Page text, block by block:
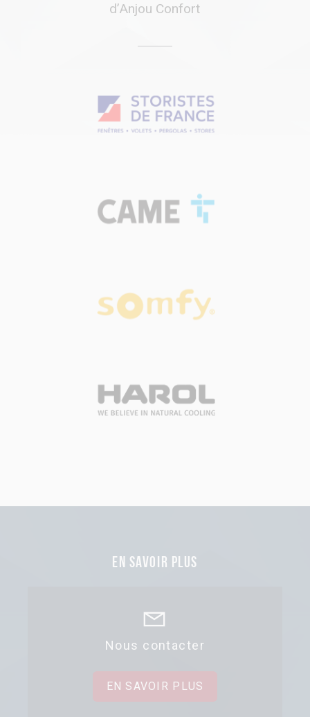
d’Anjou Confort
En savoir plus
Nous contacter
EN SAVOIR PLUS